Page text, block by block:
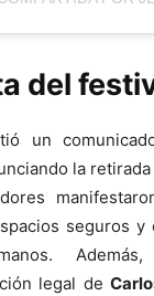
del
un
la
seguros
legal de